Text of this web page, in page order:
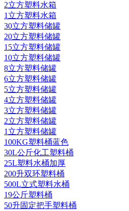
2立方塑料水箱
1立方塑料水箱
30立方塑料储罐
20立方塑料储罐
15立方塑料储罐
10立方塑料储罐
8立方塑料储罐
6立方塑料储罐
5立方塑料储罐
4立方塑料储罐
3立方塑料储罐
2立方塑料储罐
1立方塑料储罐
100KG塑料桶蓝色
30L公斤化工塑料桶
25L塑料水桶加厚
200升双环塑料桶
500L立式塑料水桶
19公斤塑料桶
50升固定把手塑料桶